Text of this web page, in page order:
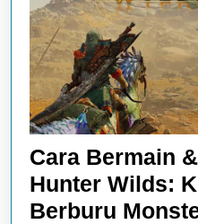
Cara Bermain
Hunter Wilds:
Berburu